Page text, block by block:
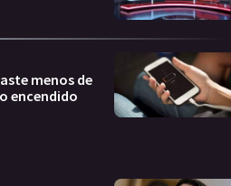
menos de
encendido